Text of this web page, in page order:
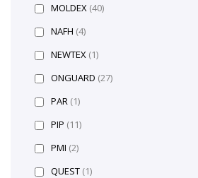
MOLDEX (40)
NAFH (4)
NEWTEX (1)
ONGUARD (27)
PAR (1)
PIP (11)
PMI (2)
QUEST (1)